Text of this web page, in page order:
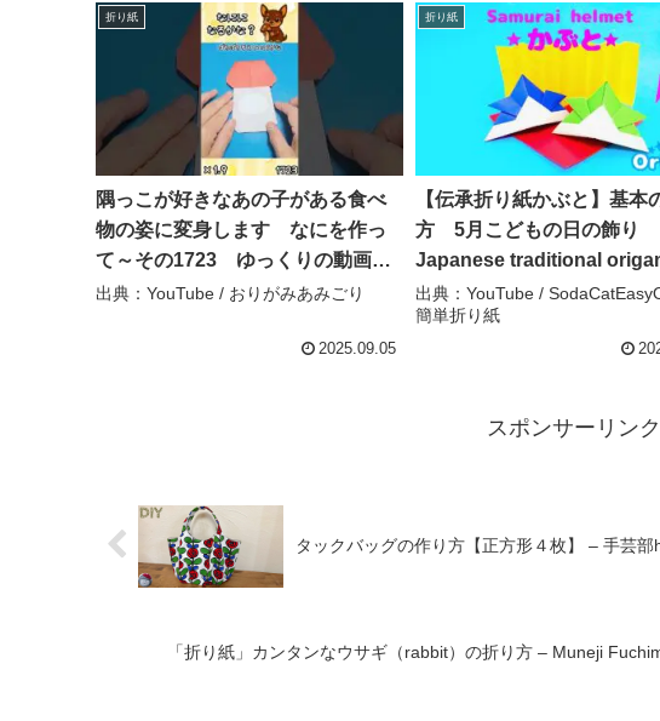
折り紙
隅っこが好きなあの子がある食べ
物の姿に変身します なにを作っ
て～その1723 ゆっくりの動画が
欲しいときはコメント欄で教えて
出典：YouTube / おりがみあみごり
2025.09.05
折り紙
【伝承折り紙かぶと】基本
方 5月こどもの日の飾り
Japanese traditional
to make a samurai
helmet（Kabuto) –
SodaCatEasyOrigami 簡
出典：YouTube /
簡単折り紙
スポンサーリンク
タックバッグの作り方【正方形４枚】 – 手芸
「折り紙」カンタンなウサギ（rabbit）の折り方 – Muneji